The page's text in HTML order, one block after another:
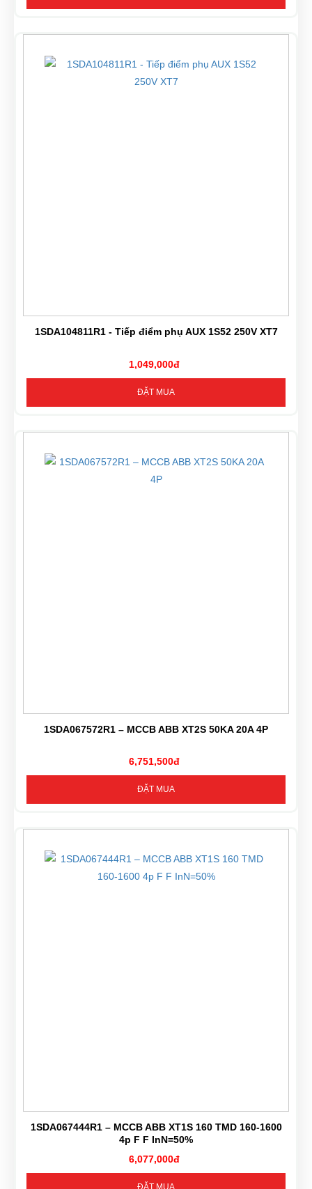
1SDA104811R1 - Tiếp điểm phụ AUX 1S52 250V XT7
1,049,000đ
ĐẶT MUA
1SDA067572R1 – MCCB ABB XT2S 50KA 20A 4P
6,751,500đ
ĐẶT MUA
1SDA067444R1 – MCCB ABB XT1S 160 TMD 160-1600
4p F F InN=50%
6,077,000đ
ĐẶT MUA